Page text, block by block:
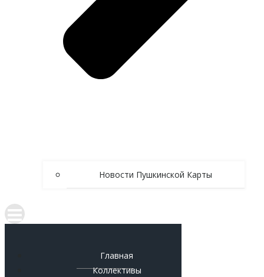
Новости Пушкинской Карты
Главная
Коллективы